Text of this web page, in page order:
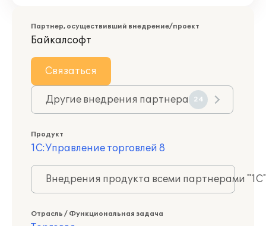
Партнер, осуществивший внедрение/проект
Байкалсофт
Связаться
Другие внедрения партнера 24
Продукт
1С:Управление торговлей 8
Внедрения продукта всеми партнерами
Отрасль / Функциональная задача